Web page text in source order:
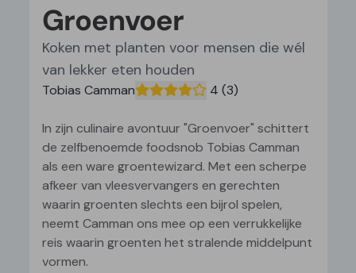
Groenvoer
Koken met planten voor mensen die wél
van lekker eten houden
Tobias Camman 4 (3)
In zijn culinaire avontuur "Groenvoer" schittert
de zelfbenoemde foodsnob Tobias Camman
als een ware groentewizard. Met een scherpe
afkeer van vleesvervangers en gerechten
waarin groenten slechts een bijrol spelen,
neemt Camman ons mee op een verrukkelijke
reis waarin groenten het stralende middelpunt
vormen.